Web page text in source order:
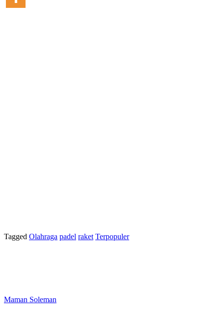
Tagged Olahraga padel raket Terpopuler
Maman Soleman